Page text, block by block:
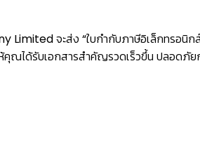
Limited จะส่ง “ใบกำกับภาษีอิเล็กทรอนิ
คุณได้รับเอกสารสำคัญรวดเร็วขึ้น ปลอดภั